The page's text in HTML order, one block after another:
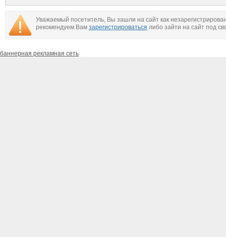
Уважаемый посетитель, Вы зашли на сайт как
рекомендуем Вам зарегистрироваться либо зайти на сайт под
баннерная рекламная сеть